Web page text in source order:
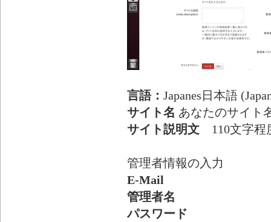
言語： Japanes日本語
サイト名 あなたのサイト
サイト説明文 110文字程
管理者情報の入力
E-Mail
管理者名
パスワード